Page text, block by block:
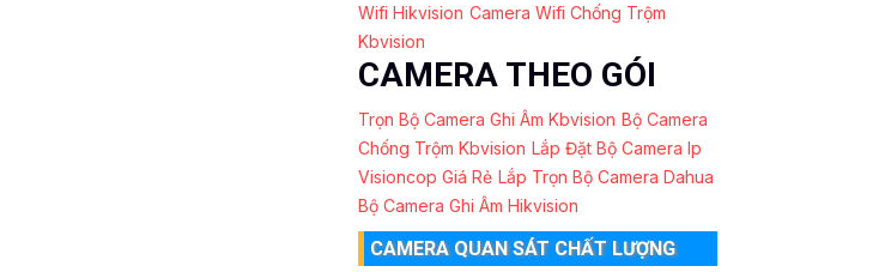
Wifi Hikvision Camera Wifi Chống Trộm
Kbvision
CAMERA THEO GÓI
Trọn Bộ Camera Ghi Âm Kbvision Bộ Camera
Chống Trộm Kbvision Lắp Đặt Bộ Camera Ip
Visioncop Giá Rẻ Lắp Trọn Bộ Camera Dahua
Bộ Camera Ghi Âm Hikvision
CAMERA QUAN SÁT CHẤT LƯỢNG